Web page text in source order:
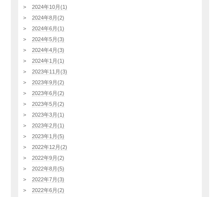
2024年10月(1)
2024年8月(2)
2024年6月(1)
2024年5月(3)
2024年4月(3)
2024年1月(1)
2023年11月(3)
2023年9月(2)
2023年6月(2)
2023年5月(2)
2023年3月(1)
2023年2月(1)
2023年1月(5)
2022年12月(2)
2022年9月(2)
2022年8月(5)
2022年7月(3)
2022年6月(2)